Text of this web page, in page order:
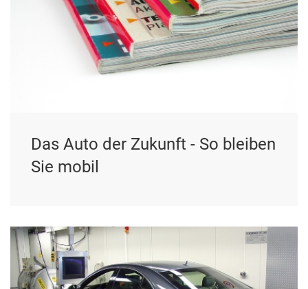
Das Auto der Zukunft - So bleiben
Sie mobil